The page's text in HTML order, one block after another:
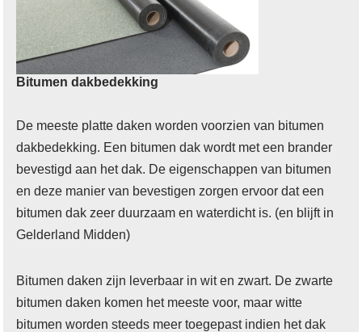
Bitumen dakbedekking
De meeste platte daken worden voorzien van bitumen
dakbedekking. Een bitumen dak wordt met een brander
bevestigd aan het dak. De eigenschappen van bitumen
en deze manier van bevestigen zorgen ervoor dat een
bitumen dak zeer duurzaam en waterdicht is. (en blijft in
Gelderland Midden)
Bitumen daken zijn leverbaar in wit en zwart. De zwarte
bitumen daken komen het meeste voor, maar witte
bitumen worden steeds meer toegepast indien het dak